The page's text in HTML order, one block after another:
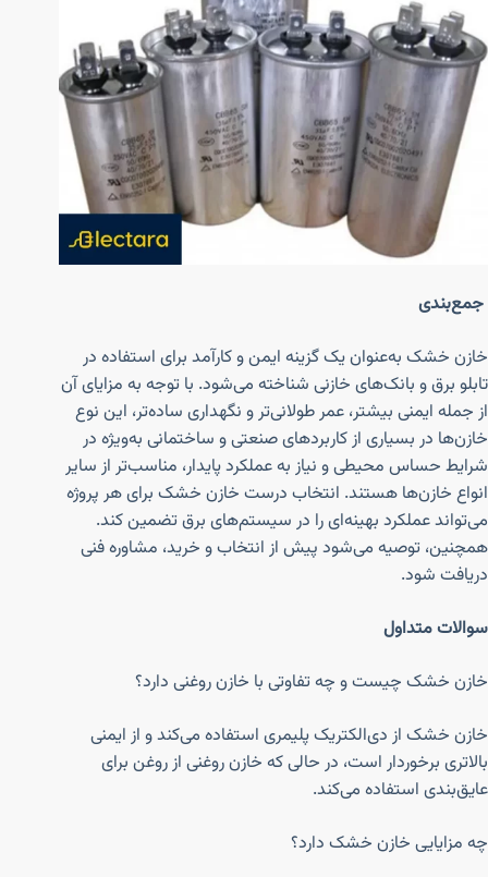
جمع‌بندی
خازن خشک به‌عنوان یک گزینه ایمن و کارآمد برای استفاده در
تابلو برق و بانک‌های خازنی شناخته می‌شود. با توجه به مزایای آن
از جمله ایمنی بیشتر، عمر طولانی‌تر و نگهداری ساده‌تر، این نوع
خازن‌ها در بسیاری از کاربردهای صنعتی و ساختمانی به‌ویژه در
شرایط حساس محیطی و نیاز به عملکرد پایدار، مناسب‌تر از سایر
انواع خازن‌ها هستند. انتخاب درست خازن خشک برای هر پروژه
می‌تواند عملکرد بهینه‌ای را در سیستم‌های برق تضمین کند.
همچنین، توصیه می‌شود پیش از انتخاب و خرید، مشاوره فنی
دریافت شود.
سوالات متداول
خازن خشک چیست و چه تفاوتی با خازن روغنی دارد؟
خازن خشک از دی‌الکتریک پلیمری استفاده می‌کند و از ایمنی
بالاتری برخوردار است، در حالی که خازن روغنی از روغن برای
عایق‌بندی استفاده می‌کند.
چه مزایایی خازن خشک دارد؟